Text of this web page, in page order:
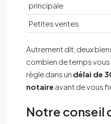
principale
Petites ventes
Autrement dit, deux
combien de temps vous
règle dans un délai de
notaire avant de vous
Notre conseil